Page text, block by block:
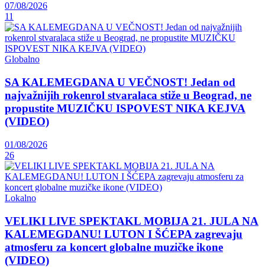
07/08/2026
11
Globalno
SA KALEMEGDANA U VEČNOST! Jedan od
najvažnijih rokenrol stvaralaca stiže u Beograd, ne
propustite MUZIČKU ISPOVEST NIKA KEJVA
(VIDEO)
01/08/2026
26
Lokalno
VELIKI LIVE SPEKTAKL MOBIJA 21. JULA NA
KALEMEGDANU! LUTON I ŠĆEPA zagrevaju
atmosferu za koncert globalne muzičke ikone
(VIDEO)